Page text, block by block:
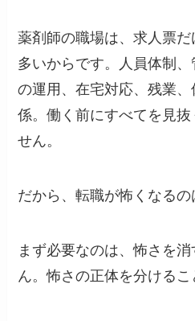
薬剤師の職場は、求人票
多いからです。人員体制
の運用、在宅対応、残業
係。働く前にすべてを見
せん。
だから、転職が怖くなるの
まず必要なのは、怖さを
ん。怖さの正体を分けるこ